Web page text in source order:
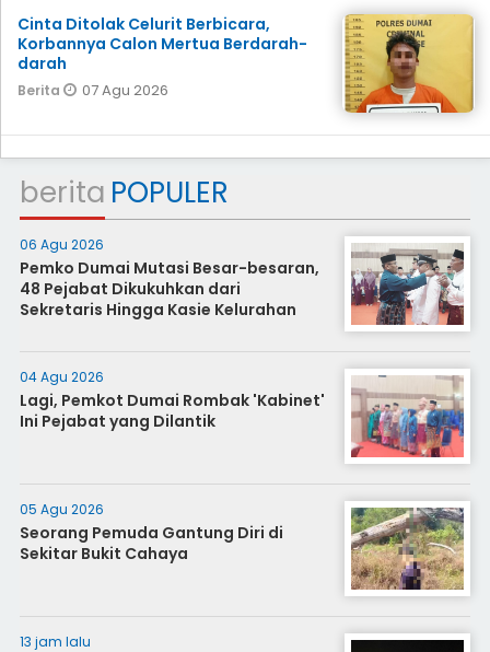
Cinta Ditolak Celurit Berbicara,
Korbannya Calon Mertua Berdarah-
darah
Berita 07 Agu 2026
berita POPULER
06 Agu 2026
Pemko Dumai Mutasi Besar-besaran,
48 Pejabat Dikukuhkan dari
Sekretaris Hingga Kasie Kelurahan
04 Agu 2026
Lagi, Pemkot Dumai Rombak 'Kabinet'
Ini Pejabat yang Dilantik
05 Agu 2026
Seorang Pemuda Gantung Diri di
Sekitar Bukit Cahaya
13 jam lalu